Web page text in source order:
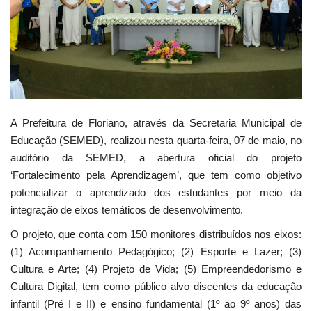
Contato
A Prefeitura de Floriano, através da Secretaria Municipal de
Educação (SEMED), realizou nesta quarta-feira, 07 de maio, no
auditório da SEMED, a abertura oficial do projeto
‘Fortalecimento pela Aprendizagem’, que tem como objetivo
potencializar o aprendizado dos estudantes por meio da
integração de eixos temáticos de desenvolvimento.
O projeto, que conta com 150 monitores distribuídos nos eixos:
(1) Acompanhamento Pedagógico; (2) Esporte e Lazer; (3)
Cultura e Arte; (4) Projeto de Vida; (5) Empreendedorismo e
Cultura Digital, tem como público alvo discentes da educação
infantil (Pré I e II) e ensino fundamental (1º ao 9º anos) das